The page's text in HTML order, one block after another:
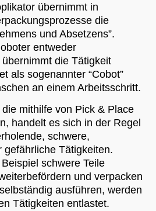
übernimmt in
die
und Absetzens”.
entweder
die Tätigkeit
als sogenannter “Cobot”
an einem Arbeitsschritt.
mithilfe von Pick & Place
handelt es sich in der Regel
schwere,
gefährliche Tätigkeiten.
schwere Teile
und verpacken
ausführen, werden
Tätigkeiten entlastet.